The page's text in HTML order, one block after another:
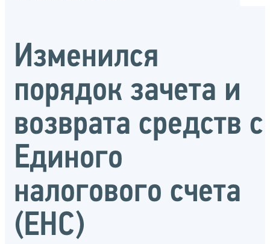
Изменился
порядок зачета и
возврата средств с
Единого
налогового счета
(ЕНС)